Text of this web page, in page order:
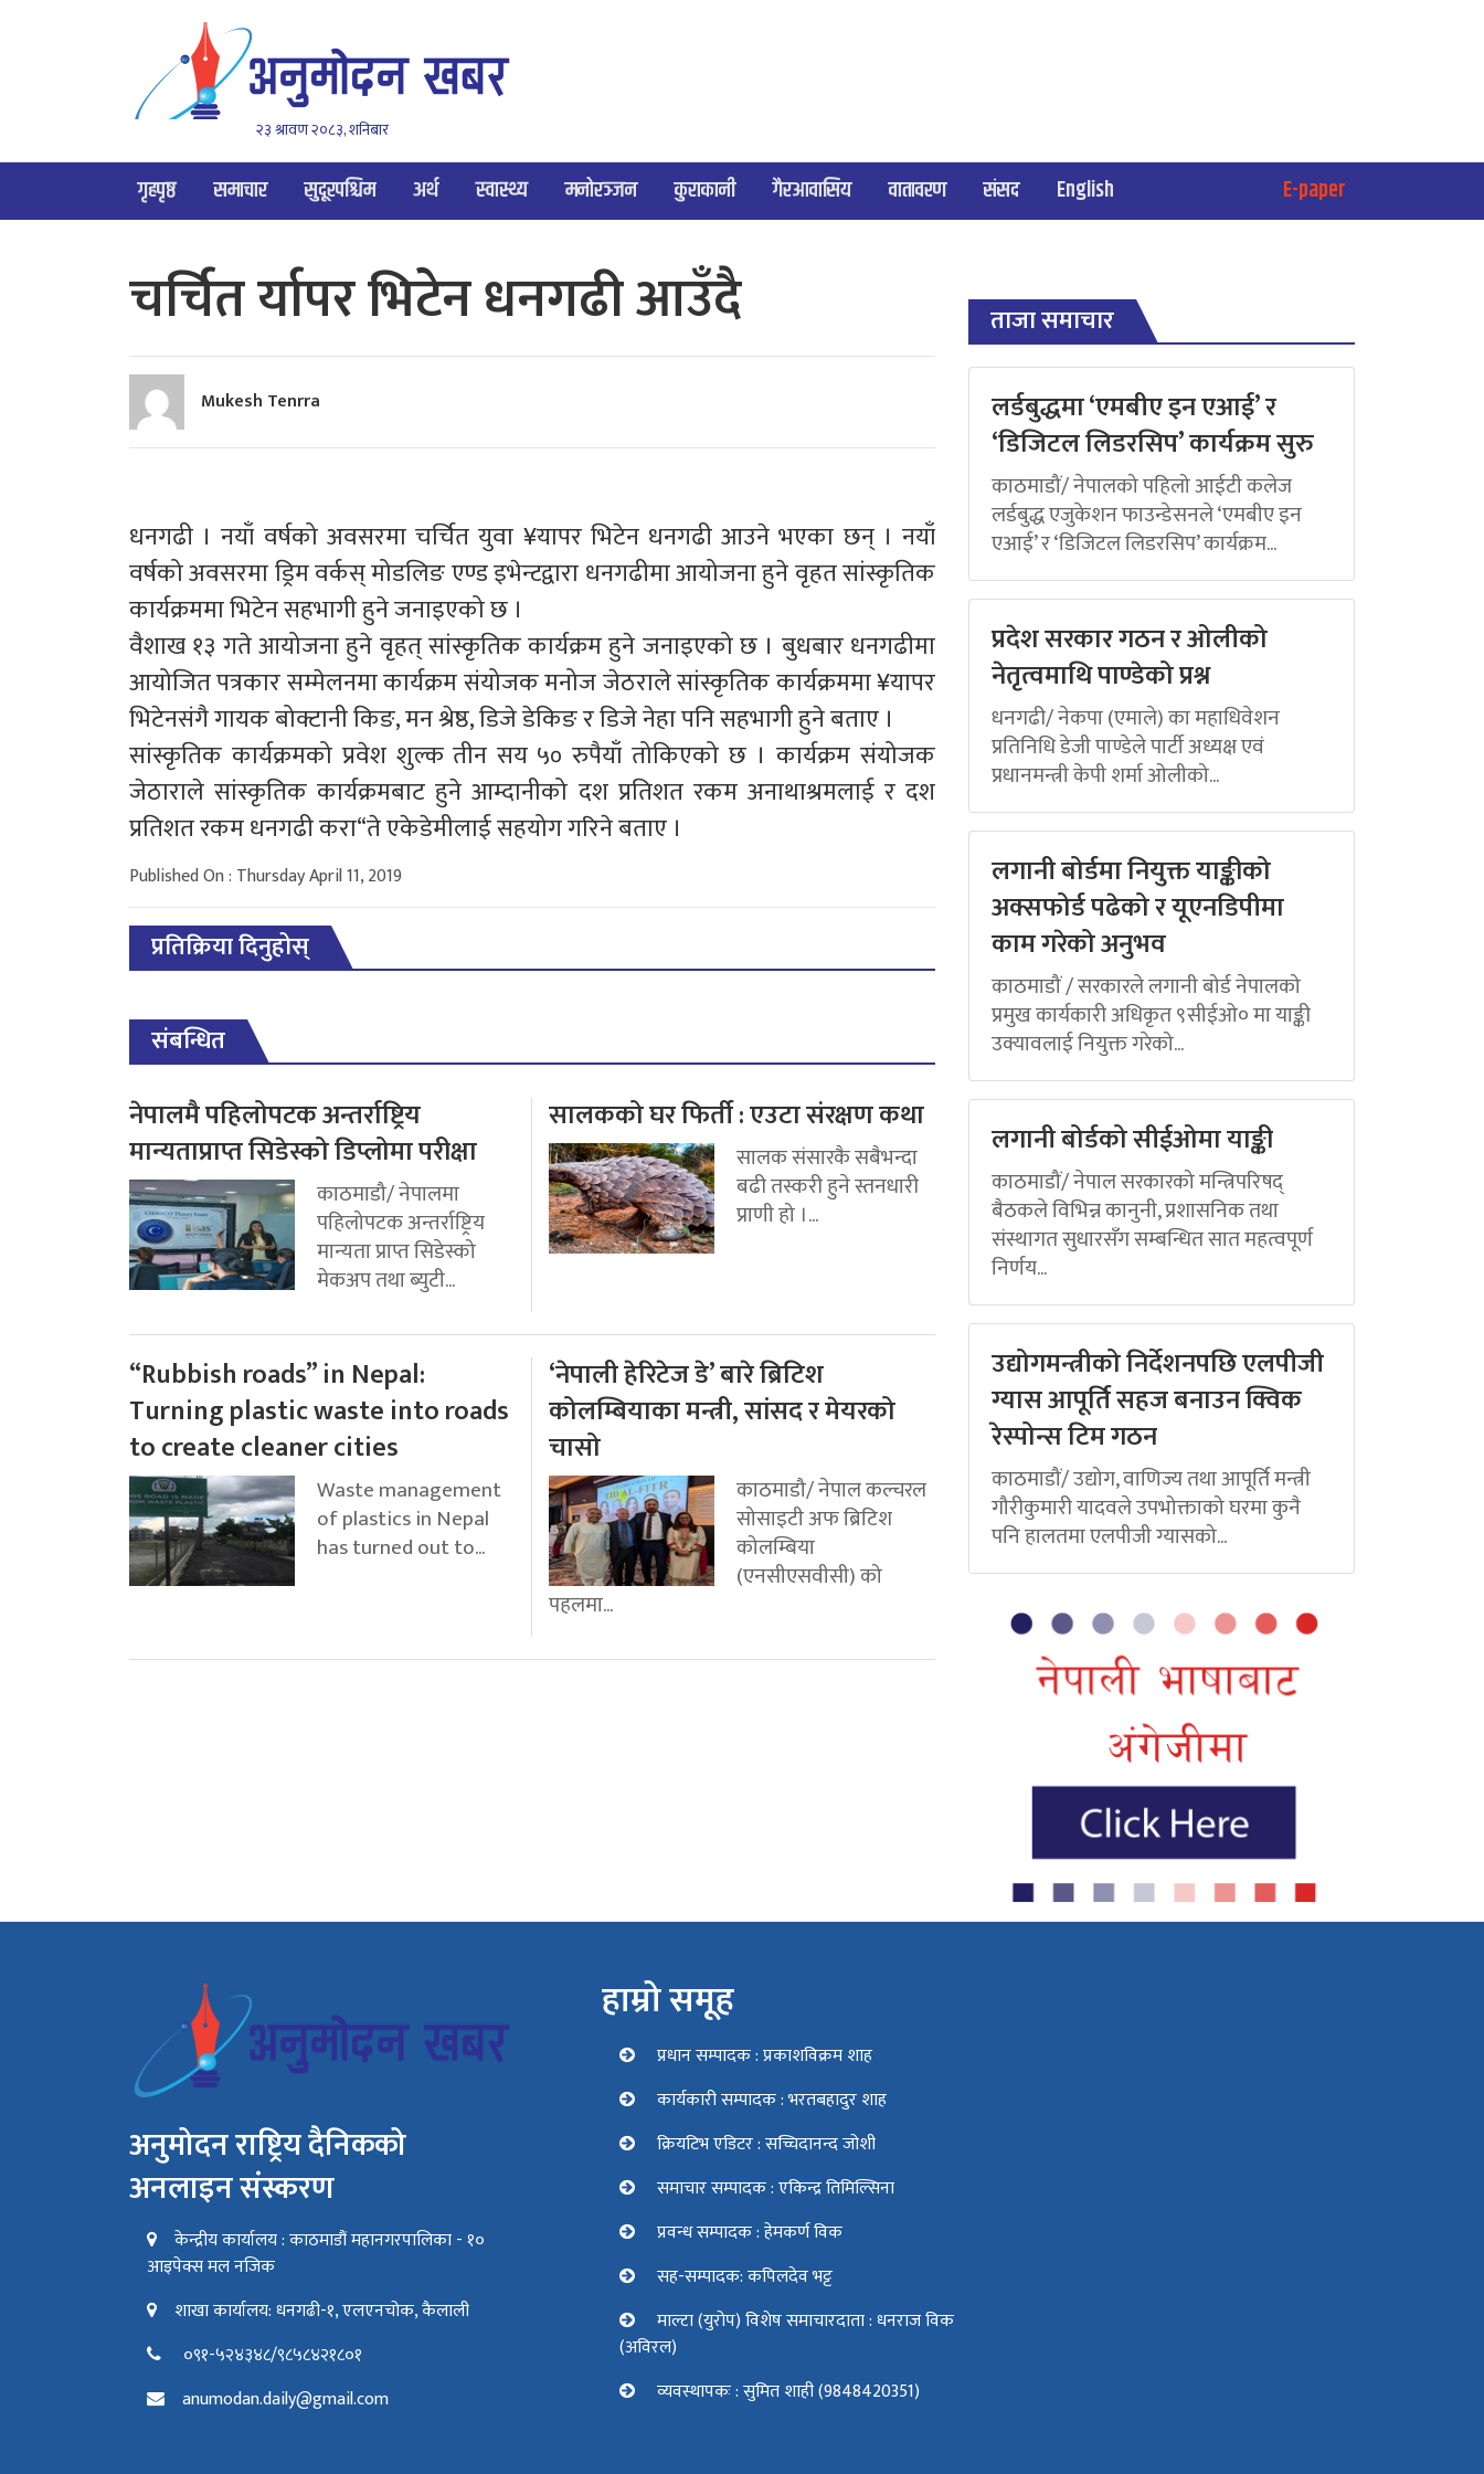
२३ श्रावण २०८३, शनिबार
गृहपृष्ठ समाचार सुदूरपश्चिम अर्थ स्वास्थ्य मनोरञ्जन कुराकानी गैरआवासिय वातावरण संसद English E-paper
चर्चित र्यापर भिटेन धनगढी आउँदै
Mukesh Tenrra
धनगढी । नयाँ वर्षको अवसरमा चर्चित युवा ¥यापर भिटेन धनगढी आउने भएका छन् । नयाँ
वर्षको अवसरमा ड्रिम वर्कस् मोडलिङ एण्ड इभेन्टद्वारा धनगढीमा आयोजना हुने वृहत सांस्कृतिक
कार्यक्रममा भिटेन सहभागी हुने जनाइएको छ ।
वैशाख १३ गते आयोजना हुने वृहत् सांस्कृतिक कार्यक्रम हुने जनाइएको छ । बुधबार धनगढीमा
आयोजित पत्रकार सम्मेलनमा कार्यक्रम संयोजक मनोज जेठराले सांस्कृतिक कार्यक्रममा ¥यापर
भिटेनसंगै गायक बोक्टानी किङ, मन श्रेष्ठ, डिजे डेकिङ र डिजे नेहा पनि सहभागी हुने बताए ।
सांस्कृतिक कार्यक्रमको प्रवेश शुल्क तीन सय ५० रुपैयाँ तोकिएको छ । कार्यक्रम संयोजक
जेठाराले सांस्कृतिक कार्यक्रमबाट हुने आम्दानीको दश प्रतिशत रकम अनाथाश्रमलाई र दश
प्रतिशत रकम धनगढी करा“ते एकेडेमीलाई सहयोग गरिने बताए ।
Published On : Thursday April 11, 2019
प्रतिक्रिया दिनुहोस्
संबन्धित
नेपालमै पहिलोपटक अन्तर्राष्ट्रिय
मान्यताप्राप्त सिडेस्को डिप्लोमा परीक्षा
काठमाडौ/ नेपालमा
पहिलोपटक अन्तर्राष्ट्रिय
मान्यता प्राप्त सिडेस्को
मेकअप तथा ब्युटी...
सालकको घर फिर्ती : एउटा संरक्षण कथा
सालक संसारकै सबैभन्दा
बढी तस्करी हुने स्तनधारी
प्राणी हो ।...
“Rubbish roads” in Nepal:
Turning plastic waste into roads
to create cleaner cities
Waste management
of plastics in Nepal
has turned out to...
‘नेपाली हेरिटेज डे’ बारे ब्रिटिश
कोलम्बियाका मन्त्री, सांसद र मेयरको
चासो
काठमाडौ/ नेपाल कल्चरल
सोसाइटी अफ ब्रिटिश
कोलम्बिया
(एनसीएसवीसी) को
पहलमा...
ताजा समाचार
लर्डबुद्धमा ‘एमबीए इन एआई’ र
‘डिजिटल लिडरसिप’ कार्यक्रम सुरु
काठमाडौं/ नेपालको पहिलो आईटी कलेज
लर्डबुद्ध एजुकेशन फाउन्डेसनले ‘एमबीए इन
एआई’ र ‘डिजिटल लिडरसिप’ कार्यक्रम...
प्रदेश सरकार गठन र ओलीको
नेतृत्वमाथि पाण्डेको प्रश्न
धनगढी/ नेकपा (एमाले) का महाधिवेशन
प्रतिनिधि डेजी पाण्डेले पार्टी अध्यक्ष एवं
प्रधानमन्त्री केपी शर्मा ओलीको...
लगानी बोर्डमा नियुक्त याङ्कीको
अक्सफोर्ड पढेको र यूएनडिपीमा
काम गरेको अनुभव
काठमाडौं / सरकारले लगानी बोर्ड नेपालको
प्रमुख कार्यकारी अधिकृत ९सीईओ० मा याङ्की
उक्यावलाई नियुक्त गरेको...
लगानी बोर्डको सीईओमा याङ्की
काठमाडौं/ नेपाल सरकारको मन्त्रिपरिषद्
बैठकले विभिन्न कानुनी, प्रशासनिक तथा
संस्थागत सुधारसँग सम्बन्धित सात महत्वपूर्ण
निर्णय...
उद्योगमन्त्रीको निर्देशनपछि एलपीजी
ग्यास आपूर्ति सहज बनाउन क्विक
रेस्पोन्स टिम गठन
काठमाडौं/ उद्योग, वाणिज्य तथा आपूर्ति मन्त्री
गौरीकुमारी यादवले उपभोक्ताको घरमा कुनै
पनि हालतमा एलपीजी ग्यासको...
अनुमोदन राष्ट्रिय दैनिकको
अनलाइन संस्करण
केन्द्रीय कार्यालय : काठमाडौं महानगरपालिका - १०
आइपेक्स मल नजिक
शाखा कार्यालय: धनगढी-१, एलएनचोक, कैलाली
०९१-५२४३४८/९८५८४२१८०१
anumodan.daily@gmail.com
हाम्रो समूह
प्रधान सम्पादक : प्रकाशविक्रम शाह
कार्यकारी सम्पादक : भरतबहादुर शाह
क्रियटिभ एडिटर : सच्चिदानन्द जोशी
समाचार सम्पादक : एकिन्द्र तिमिल्सिना
प्रवन्ध सम्पादक : हेमकर्ण विक
सह-सम्पादक: कपिलदेव भट्ट
माल्टा (युरोप) विशेष समाचारदाता : धनराज विक
(अविरल)
व्यवस्थापकः : सुमित शाही (9848420351)